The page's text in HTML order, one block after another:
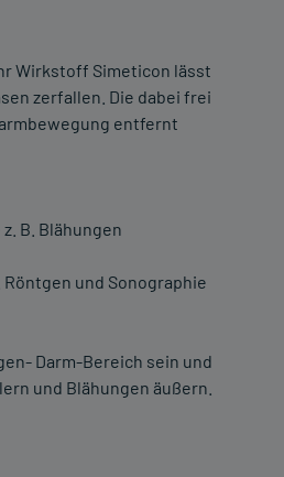
Wirkstoff Simeticon lässt
zerfallen. Die dabei frei
entfernt
B. Blähungen
und Sonographie
Darm-Bereich sein und
und Blähungen äußern.